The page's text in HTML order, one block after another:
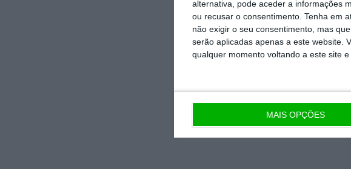
alternativa, pode aceder a informações
ou recusar o consentimento. Tenha em
não exigir o seu consentimento, mas
serão aplicadas apenas a este website.
qualquer momento voltando a este site
MAIS OPÇÕES